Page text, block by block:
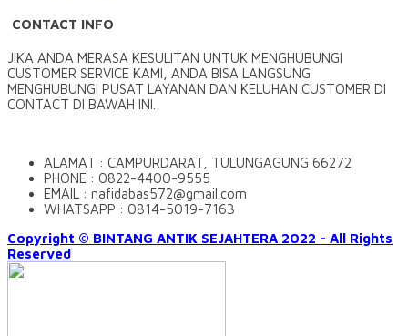
CONTACT INFO
JIKA ANDA MERASA KESULITAN UNTUK MENGHUBUNGI
CUSTOMER SERVICE KAMI, ANDA BISA LANGSUNG
MENGHUBUNGI PUSAT LAYANAN DAN KELUHAN CUSTOMER DI
CONTACT DI BAWAH INI.
ALAMAT : CAMPURDARAT, TULUNGAGUNG 66272
PHONE : 0822-4400-9555
EMAIL : nafidabas572@gmail.com
WHATSAPP : 0814-5019-7163
Copyright © BINTANG ANTIK SEJAHTERA 2022 - All Rights
Reserved